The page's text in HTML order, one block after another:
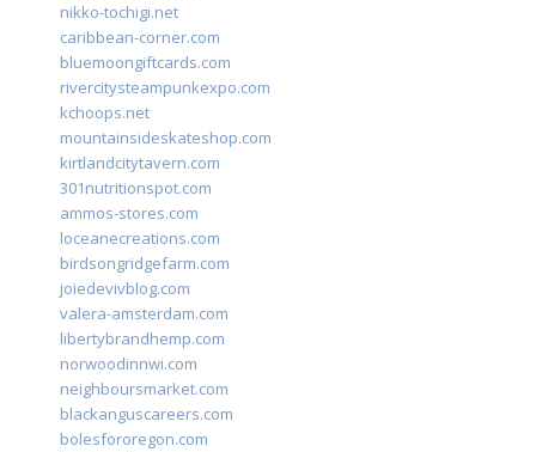
nikko-tochigi.net
caribbean-corner.com
bluemoongiftcards.com
rivercitysteampunkexpo.com
kchoops.net
mountainsideskateshop.com
kirtlandcitytavern.com
301nutritionspot.com
ammos-stores.com
loceanecreations.com
birdsongridgefarm.com
joiedevivblog.com
valera-amsterdam.com
libertybrandhemp.com
norwoodinnwi.com
neighboursmarket.com
blackanguscareers.com
bolesfororegon.com